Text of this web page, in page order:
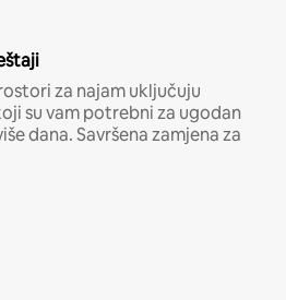
za najam uključuju
su vam potrebni za ugodan
dana. Savršena zamjena za